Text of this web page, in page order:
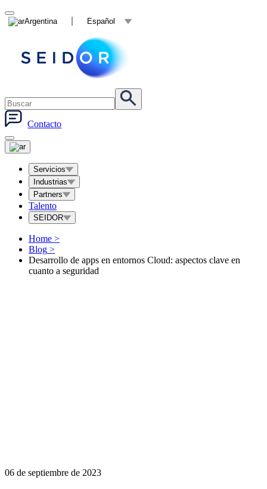
Argentina Español
Contacto
Servicios
Industrias
Partners
Talento
SEIDOR
Home >
Blog >
Desarrollo de apps en entornos Cloud: aspectos clave en
cuanto a seguridad
06 de septiembre de 2023